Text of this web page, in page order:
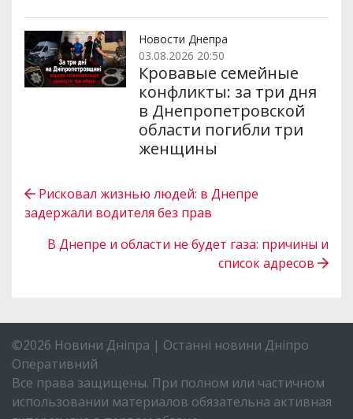
Новости Днепра
03.08.2026 20:50
Кровавые семейные
конфликты: за три дня
в Днепропетровской
области погибли три
женщины
Рисковал жизнью людей: в Днепре
задержали водителя без прав
В Днепре и области не будет газа: причины и
список адресов
©2026 Новини Дніпра | Останні новини Дніпро
Оперативний
Все права защищены. При полном или частичном
использовании материалов обязательна активная